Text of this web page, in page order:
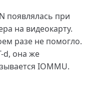
появлялась при
на видеокарту.
разе не помогло.
d, она же
IOMMU.